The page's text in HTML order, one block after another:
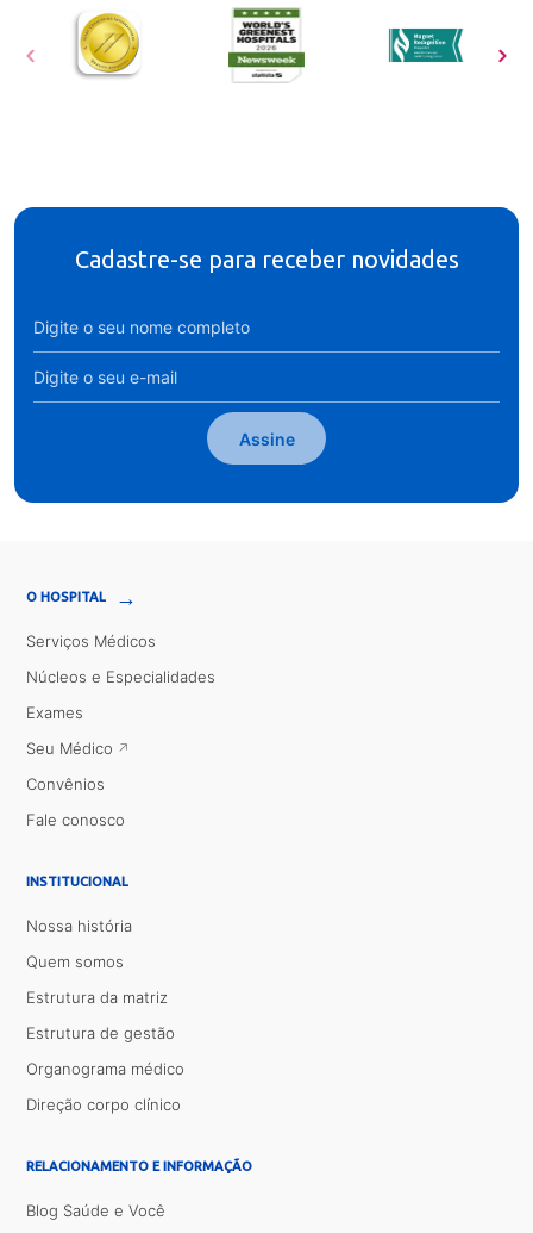
Cadastre-se para receber novidades
Assine
O HOSPITAL →
Serviços Médicos
Núcleos e Especialidades
Exames
Seu Médico
Convênios
Fale conosco
INSTITUCIONAL
Nossa história
Quem somos
Estrutura da matriz
Estrutura de gestão
Organograma médico
Direção corpo clínico
RELACIONAMENTO E INFORMAÇÃO
Blog Saúde e Você